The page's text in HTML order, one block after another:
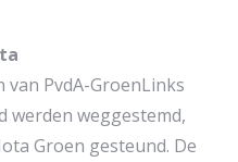
PvdA-GroenLinks
werden weggestemd,
Groen gesteund. De